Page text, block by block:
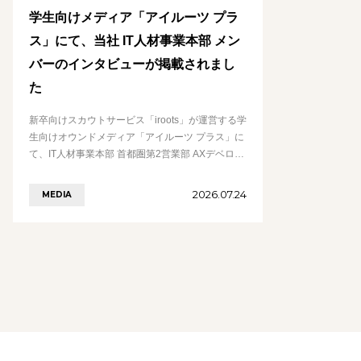
学生向けメディア「アイルーツ プラ
ス」にて、当社 IT人材事業本部 メン
バーのインタビューが掲載されまし
た
新卒向けスカウトサービス「iroots」が運営する学
生向けオウンドメディア「アイルーツ プラス」に
て、IT人材事業本部 首都圏第2営業部 AXデベロッ
MEDIA 2026.07.24